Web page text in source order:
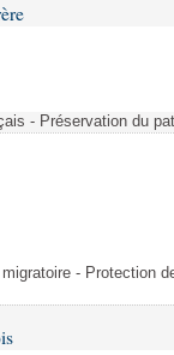
- Préservation du
- Protection